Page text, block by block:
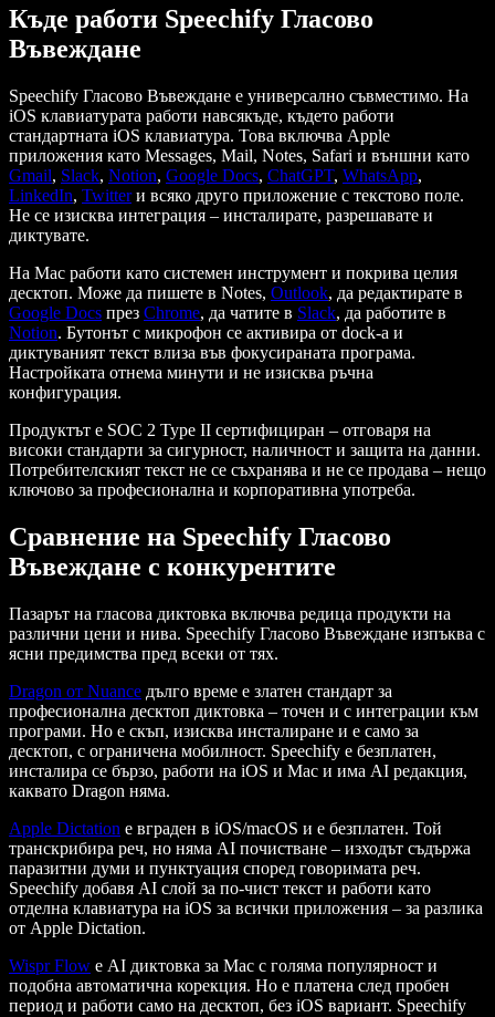
Къде работи Speechify Гласово
Въвеждане
Speechify Гласово Въвеждане е универсално съвместимо. На
iOS клавиатурата работи навсякъде, където работи
стандартната iOS клавиатура. Това включва Apple
приложения като Messages, Mail, Notes, Safari и външни като
Gmail, Slack, Notion, Google Docs, ChatGPT, WhatsApp,
LinkedIn, Twitterи всяко друго приложение с текстово поле.
Не се изисква интеграция – инсталирате, разрешавате и
диктувате.
На Mac работи като системен инструмент и покрива целия
десктоп. Може да пишете в Notes, Outlook, да редактирате в
Google Docs през Chrome, да чатите в Slack, да работите в
Notion. Бутонът с микрофон се активира от dock-а и
диктуваният текст влиза във фокусираната програма.
Настройката отнема минути и не изисква ръчна
конфигурация.
Продуктът е SOC 2 Type II сертифициран – отговаря на
високи стандарти за сигурност, наличност и защита на данни.
Потребителският текст не се съхранява и не се продава – нещо
ключово за професионална и корпоративна употреба.
Сравнение на Speechify Гласово
Въвеждане с конкурентите
Пазарът на гласова диктовка включва редица продукти на
различни цени и нива. Speechify Гласово Въвеждане изпъква с
ясни предимства пред всеки от тях.
Dragon от Nuance дълго време е златен стандарт за
професионална десктоп диктовка – точен и с интеграции към
програми. Но е скъп, изисква инсталиране и е само за
десктоп, с ограничена мобилност. Speechify е безплатен,
инсталира се бързо, работи на iOS и Mac и има AI редакция,
каквато Dragon няма.
Apple Dictation е вграден в iOS/macOS и е безплатен. Той
транскрибира реч, но няма AI почистване – изходът съдържа
паразитни думи и пунктуация според говоримата реч.
Speechify добавя AI слой за по-чист текст и работи като
отделна клавиатура на iOS за всички приложения – за разлика
от Apple Dictation.
Wispr Flow е AI диктовка за Mac с голяма популярност и
подобна автоматична корекция. Но е платена след пробен
период и работи само на десктоп, без iOS вариант. Speechify